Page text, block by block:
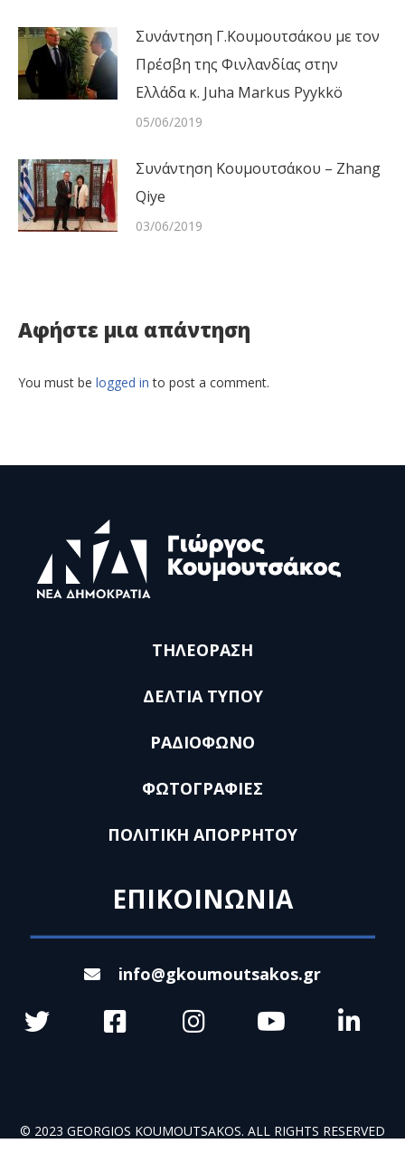
Συνάντηση Γ.Κουμουτσάκου με τον
Πρέσβη της Φινλανδίας στην
Ελλάδα κ. Juha Markus Pyykkö
05/06/2019
Συνάντηση Κουμουτσάκου – Zhang
Qiye
03/06/2019
Αφήστε μια απάντηση
You must be logged in to post a comment.
ΤΗΛΕΟΡΑΣΗ
ΔΕΛΤΙΑ ΤΥΠΟΥ
ΡΑΔΙΟΦΩΝΟ
ΦΩΤΟΓΡΑΦΙΕΣ
ΠΟΛΙΤΙΚΗ ΑΠΟΡΡΗΤΟΥ
ΕΠΙΚΟΙΝΩΝΙΑ
info@gkoumoutsakos.gr
© 2023 GEORGIOS KOUMOUTSAKOS. ALL RIGHTS RESERVED